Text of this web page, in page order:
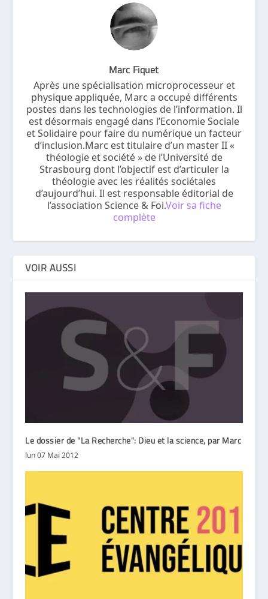
Marc Fiquet
Après une spécialisation microprocesseur et
physique appliquée, Marc a occupé différents
postes dans les technologies de l’information. Il
est désormais engagé dans l’Economie Sociale
et Solidaire pour faire du numérique un facteur
d’inclusion.Marc est titulaire d’un master II «
théologie et société » de l’Université de
Strasbourg dont l’objectif est d’articuler la
théologie avec les réalités sociétales
d’aujourd’hui. Il est responsable éditorial de
l’association Science & Foi.Voir sa fiche
complète
VOIR AUSSI
Le dossier de "La Recherche": Dieu et la science, par Marc
lun 07 Mai 2012